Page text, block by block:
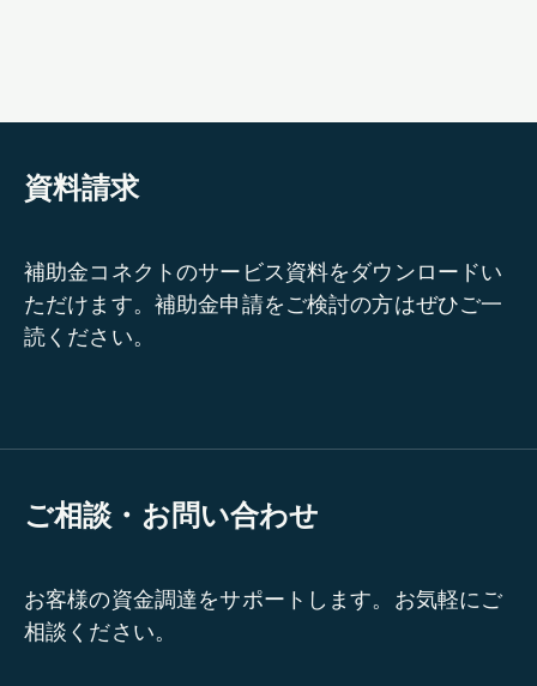
資料請求
補助金コネクトのサービス資料をダウンロードい
ただけます。補助金申請をご検討の方はぜひご一
読ください。
ご相談・お問い合わせ
お客様の資金調達をサポートします。お気軽にご
相談ください。